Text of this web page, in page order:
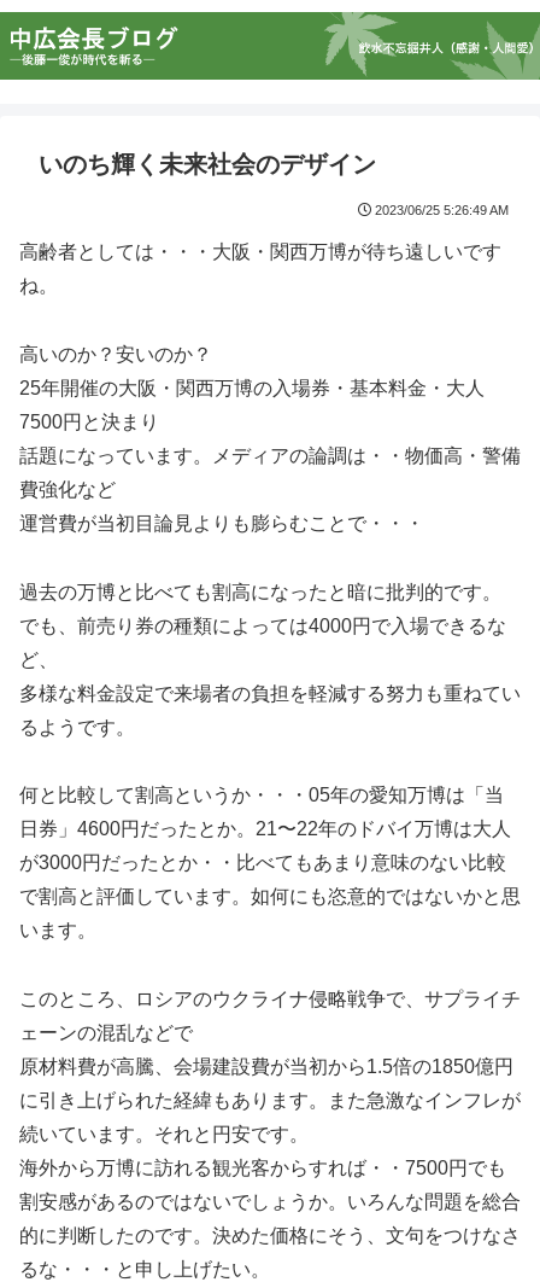
いのち輝く未来社会のデザイン
2023/06/25 5:26:49 AM
高齢者としては・・・大阪・関西万博が待ち遠しいです
ね。
高いのか？安いのか？
25年開催の大阪・関西万博の入場券・基本料金・大人
7500円と決まり
話題になっています。メディアの論調は・・物価高・警備
費強化など
運営費が当初目論見よりも膨らむことで・・・
過去の万博と比べても割高になったと暗に批判的です。
でも、前売り券の種類によっては4000円で入場できるな
ど、
多様な料金設定で来場者の負担を軽減する努力も重ねてい
るようです。
何と比較して割高というか・・・05年の愛知万博は「当
日券」4600円だったとか。21〜22年のドバイ万博は大人
が3000円だったとか・・比べてもあまり意味のない比較
で割高と評価しています。如何にも恣意的ではないかと思
います。
このところ、ロシアのウクライナ侵略戦争で、サプライチ
ェーンの混乱などで
原材料費が高騰、会場建設費が当初から1.5倍の1850億円
に引き上げられた経緯もあります。また急激なインフレが
続いています。それと円安です。
海外から万博に訪れる観光客からすれば・・7500円でも
割安感があるのではないでしょうか。いろんな問題を総合
的に判断したのです。決めた価格にそう、文句をつけなさ
るな・・・と申し上げたい。